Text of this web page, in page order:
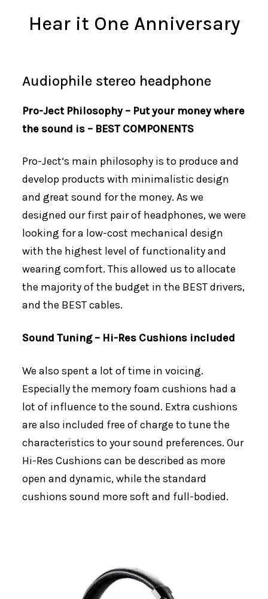
Hear it One Anniversary
Audiophile stereo headphone
Pro-Ject Philosophy – Put your money where
the sound is – BEST COMPONENTS
Pro-Ject‘s main philosophy is to produce and
develop products with minimalistic design
and great sound for the money. As we
designed our first pair of headphones, we were
looking for a low-cost mechanical design
with the highest level of functionality and
wearing comfort. This allowed us to allocate
the majority of the budget in the BEST drivers,
and the BEST cables.
Sound Tuning – Hi-Res Cushions included
We also spent a lot of time in voicing.
Especially the memory foam cushions had a
lot of influence to the sound. Extra cushions
are also included free of charge to tune the
characteristics to your sound preferences. Our
Hi-Res Cushions can be described as more
open and dynamic, while the standard
cushions sound more soft and full-bodied.